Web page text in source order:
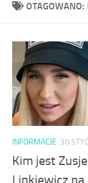
OTAGOWANO:
INFORMACJE 30
Kim jest